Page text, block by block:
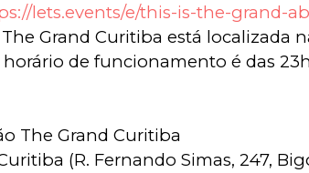
lets.events/e/this-is-the-grand-
The Grand Curitiba está localizada
de funcionamento é das
The Grand Curitiba
(R. Fernando Simas, 247,